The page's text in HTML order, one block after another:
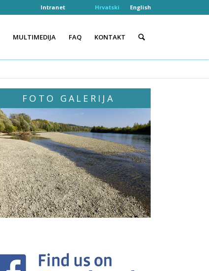
Hrvatski English
Intranet
MULTIMEDIJA FAQ KONTAKT
FOTO GALERIJA